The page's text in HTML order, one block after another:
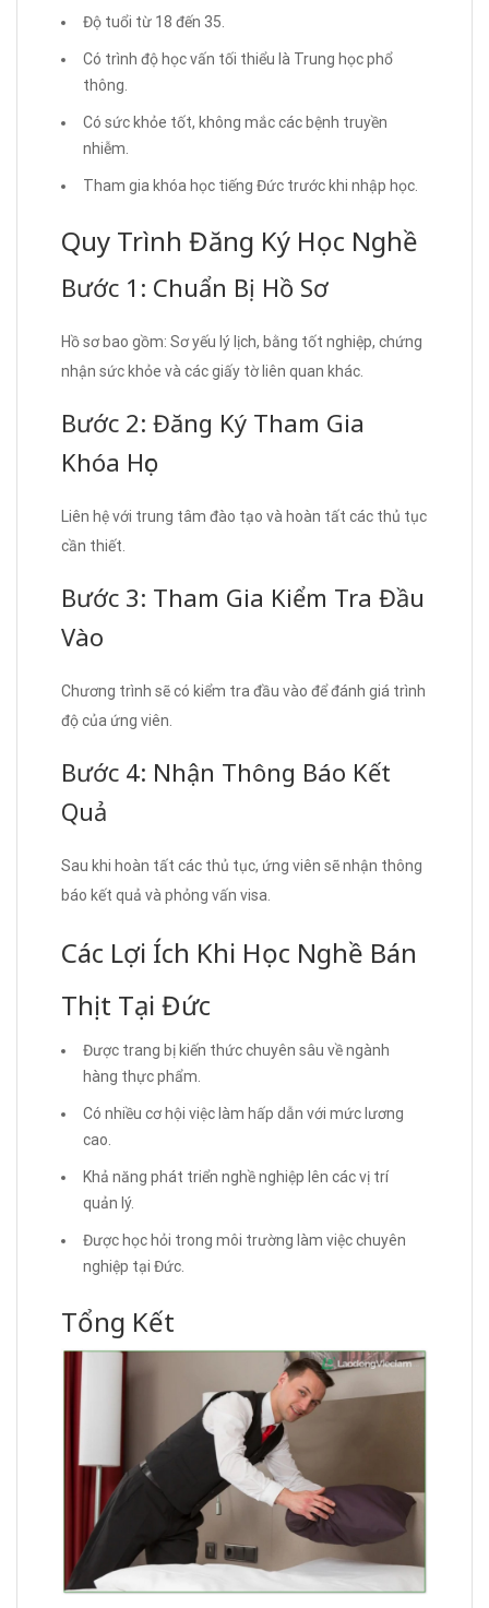
Độ tuổi từ 18 đến 35.
Có trình độ học vấn tối thiểu là Trung học phổ
thông.
Có sức khỏe tốt, không mắc các bệnh truyền
nhiễm.
Tham gia khóa học tiếng Đức trước khi nhập học.
Quy Trình Đăng Ký Học Nghề
Bước 1: Chuẩn Bị Hồ Sơ
Hồ sơ bao gồm: Sơ yếu lý lịch, bằng tốt nghiệp, chứng
nhận sức khỏe và các giấy tờ liên quan khác.
Bước 2: Đăng Ký Tham Gia
Khóa Học
Liên hệ với trung tâm đào tạo và hoàn tất các thủ tục
cần thiết.
Bước 3: Tham Gia Kiểm Tra Đầu
Vào
Chương trình sẽ có kiểm tra đầu vào để đánh giá trình
độ của ứng viên.
Bước 4: Nhận Thông Báo Kết
Quả
Sau khi hoàn tất các thủ tục, ứng viên sẽ nhận thông
báo kết quả và phỏng vấn visa.
Các Lợi Ích Khi Học Nghề Bán
Thịt Tại Đức
Được trang bị kiến thức chuyên sâu về ngành
hàng thực phẩm.
Có nhiều cơ hội việc làm hấp dẫn với mức lương
cao.
Khả năng phát triển nghề nghiệp lên các vị trí
quản lý.
Được học hỏi trong môi trường làm việc chuyên
nghiệp tại Đức.
Tổng Kết